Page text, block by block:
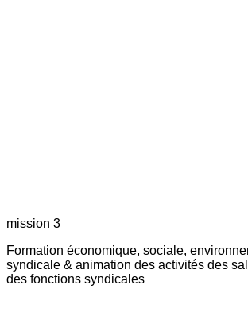
mission 3
Formation économique, sociale,
syndicale & animation des activités des
des fonctions syndicales